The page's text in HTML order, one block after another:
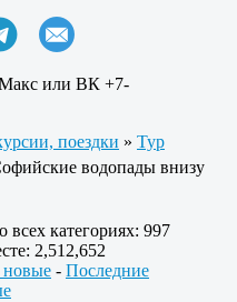
или ВК +7-
поездки » Тур
водопады внизу
категориях: 997
2,512,652
- Последние